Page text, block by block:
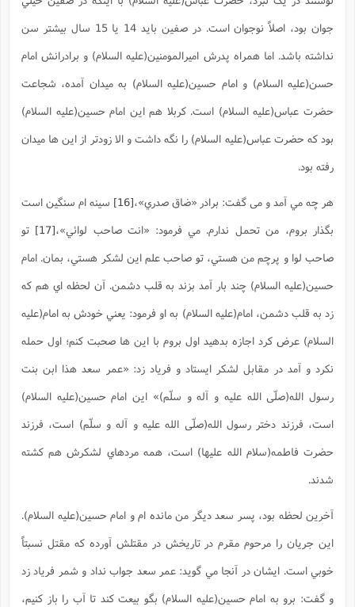
جوان بود، اصلاً نوجوان است. در صفين بايد 14 يا 15 سال بيشتر سن
نداشته باشد. اما همراه پدرش اميرالمومنين(علیه السلام) و برادرانش امام
حسن(علیه السلام) و امام حسين(علیه السلام) به ميدان آمده، شجاعت
حضرت عباس(علیه السلام) است. کربلا هم اين امام حسين(علیه السلام)
بود که حضرت عباس(علیه السلام) را نگه داشت و الا زودتر از اين ها ميدان
رفته بود.
هر چه مي آمد و می گفت: برادر «ضاق صدري»،[16]
سينه ام سنگين است
بگذار بروم، من تحمل ندارم. مي فرمود: «انت صاحب لوائي»،[17]
تو
صاحب لوا و پرچم من هستي، تو صاحب علم اين لشکر هستي، بمان. امام
حسين(علیه السلام) چند بار آمد بزند به قلب دشمن. آن لحظه اي هم که
زد به قلب دشمن، امام(علیه السلام) به او فرمود: يعني خودش به امام(علیه
السلام) عرض کرد اجازه بدهيد اول بروم با اين ها صحبت کنم؛ اول حمله
نکرد و آمد در مقابل لشکر ايستاد و فرياد زد: «عمر سعد هذا ابن بنت
رسول الله(صلّی الله علیه و آله و سلّم)» اين امام حسين(علیه السلام)
است، فرزند دختر رسول الله(صلّی الله علیه و آله و سلّم) است، فرزند
حضرت فاطمه(سلام الله علیها) است، همه مردهاي لشکرش هم کشته
شدند.
آخرين لحظه بود، پسر سعد ديگر من مانده ام و امام حسين(علیه السلام).
اين جريان را مرحوم مقرم در تاريخش در مقتلش آورده که مقتل نسبتاً
خوبي است. ايشان در آنجا مي گويد: عمر سعد جواب نداد و شمر فرياد زد
و گفت: برو به امام حسين(علیه السلام) بگو بيعت کند تا آب را باز کنيم،